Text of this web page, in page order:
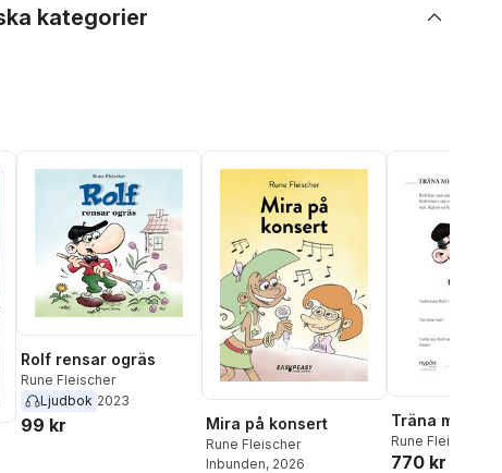
kategorier
Rolf rensar ogräs
Rune Fleischer
Ljudbok 2023
99 kr Mira på konsert
Rune Fleischer
Inbunden, 2026
Träna med
Rune Fleischer
770 kr